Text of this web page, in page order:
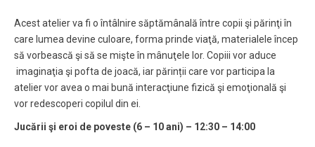
Acest atelier va fi o întâlnire săptămânală între copii şi părinţi în
care lumea devine culoare, forma prinde viaţă, materialele încep
să vorbească şi să se mişte în mânuţele lor. Copiii vor aduce
imaginaţia şi pofta de joacă, iar părinții care vor participa la
atelier vor avea o mai bună interacţiune fizică şi emoţională şi
vor redescoperi copilul din ei.
Jucării şi eroi de poveste (6 – 10 ani) – 12:30 – 14:00